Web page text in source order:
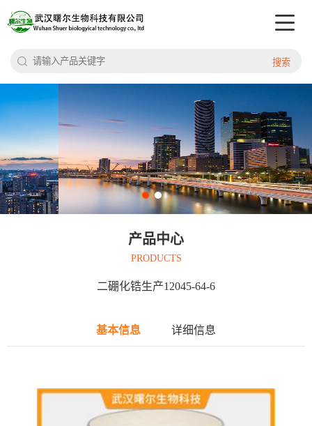
搜索
产品中心
PRODUCTS
二硼化锆生产12045-64-6
基本信息 详细信息